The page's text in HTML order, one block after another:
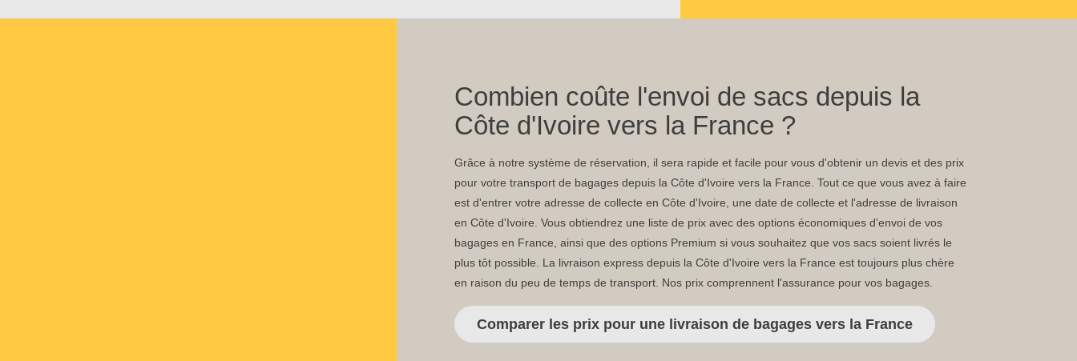
Combien coûte l'envoi de sacs depuis la
Côte d'Ivoire vers la France ?
Grâce à notre système de réservation, il sera rapide et facile pour vous d'obtenir un devis et des prix
pour votre transport de bagages depuis la Côte d'Ivoire vers la France. Tout ce que vous avez à faire
est d'entrer votre adresse de collecte en Côte d'Ivoire, une date de collecte et l'adresse de livraison
en Côte d'Ivoire. Vous obtiendrez une liste de prix avec des options économiques d'envoi de vos
bagages en France, ainsi que des options Premium si vous souhaitez que vos sacs soient livrés le
plus tôt possible. La livraison express depuis la Côte d'Ivoire vers la France est toujours plus chère
en raison du peu de temps de transport. Nos prix comprennent l'assurance pour vos bagages.
Comparer les prix pour une livraison de bagages vers la France